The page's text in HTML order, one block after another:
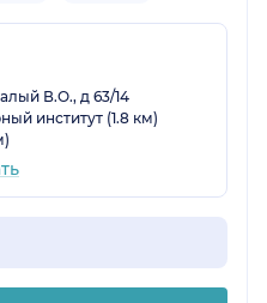
В.О., д 63/14
институт (1.8 км)